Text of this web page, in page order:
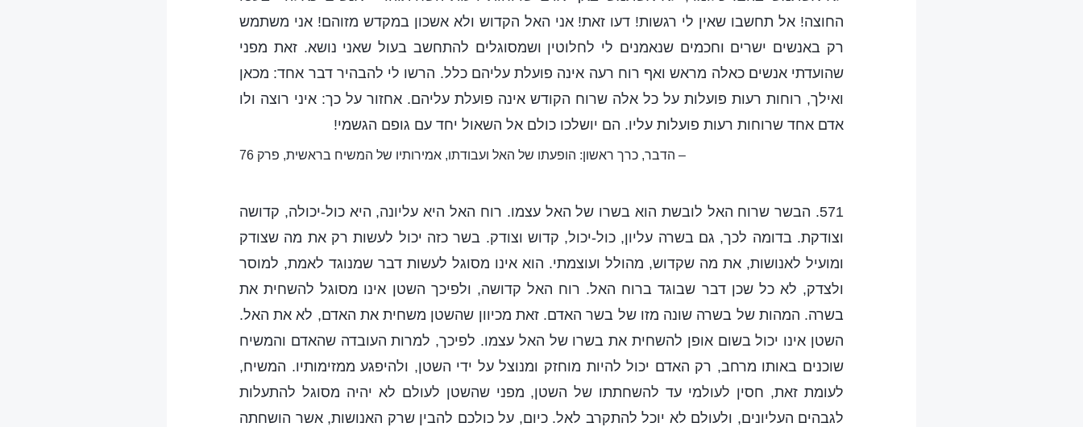
החוצה! אל תחשבו שאין לי רגשות! דעו זאת! אני האל הקדוש ולא אשכון במקדש מזוהם! אני משתמש
רק באנשים ישרים וחכמים שנאמנים לי לחלוטין ושמסוגלים להתחשב בעול שאני נושא. זאת מפני
שהועדתי אנשים כאלה מראש ואף רוח רעה אינה פועלת עליהם כלל. הרשו לי להבהיר דבר אחד: מכאן
ואילך, רוחות רעות פועלות על כל אלה שרוח הקודש אינה פועלת עליהם. אחזור על כך: איני רוצה ולו
אדם אחד שרוחות רעות פועלות עליו. הם יושלכו כולם אל השאול יחד עם גופם הגשמי!
– הדבר, כרך ראשון: הופעתו של האל ועבודתו, אמירותיו של המשיח בראשית, פרק 76
571. הבשר שרוח האל לובשת הוא בשרו של האל עצמו. רוח האל היא עליונה, היא כול-יכולה, קדושה
וצודקת. בדומה לכך, גם בשרה עליון, כול-יכול, קדוש וצודק. בשר כזה יכול לעשות רק את מה שצודק
ומועיל לאנושות, את מה שקדוש, מהולל ועוצמתי. הוא אינו מסוגל לעשות דבר שמנוגד לאמת, למוסר
ולצדק, לא כל שכן דבר שבוגד ברוח האל. רוח האל קדושה, ולפיכך השטן אינו מסוגל להשחית את
בשרה. המהות של בשרה שונה מזו של בשר האדם. זאת מכיוון שהשטן משחית את האדם, לא את האל.
השטן אינו יכול בשום אופן להשחית את בשרו של האל עצמו. לפיכך, למרות העובדה שהאדם והמשיח
שוכנים באותו מרחב, רק האדם יכול להיות מוחזק ומנוצל על ידי השטן, ולהיפגע ממזימותיו. המשיח,
לעומת זאת, חסין לעולמי עד להשחתתו של השטן, מפני שהשטן לעולם לא יהיה מסוגל להתעלות
לגבהים העליונים, ולעולם לא יוכל להתקרב לאל. כיום, על כולכם להבין שרק האנושות, אשר הושחתה